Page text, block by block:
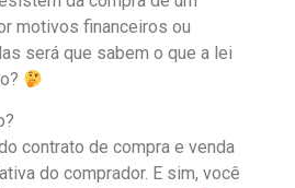
motivos financeiros ou
será que sabem o que a lei
contrato de compra e venda
do comprador. E sim, você